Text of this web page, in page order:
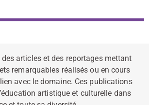
des articles et des reportages mettant
remarquables réalisés ou en cours
avec le domaine. Ces publications
artistique et culturelle dans